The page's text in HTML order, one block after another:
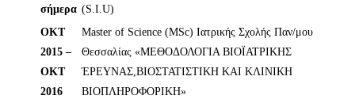
σήμερα (S.I.U)
ΟΚΤ
2015 –
ΟΚΤ
2016
Master of Science (MSc) Ιατρικής Σχολής Παν/μου
Θεσσαλίας «ΜΕΘΟΔΟΛΟΓΙΑ ΒΙΟΪΑΤΡΙΚΗΣ
ΈΡΕΥΝΑΣ,ΒΙΟΣΤΑΤΙΣΤΙΚΗ ΚΑΙ ΚΛΙΝΙΚΗ
ΒΙΟΠΛΗΡΟΦΟΡΙΚΗ»